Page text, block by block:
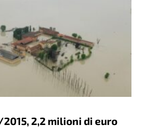
2,2 milioni di euro